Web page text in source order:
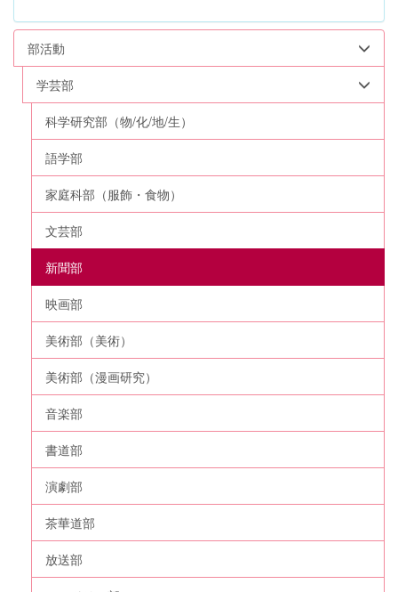
部活動
学芸部
科学研究部（物/化/地/生）
語学部
家庭科部（服飾・食物）
文芸部
新聞部
映画部
美術部（美術）
美術部（漫画研究）
音楽部
書道部
演劇部
茶華道部
放送部